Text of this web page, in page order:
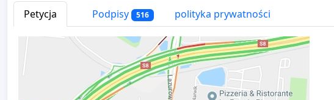
Petycja Podpisy 516 polityka prywatności